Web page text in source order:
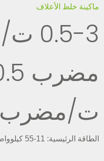
ماكينة خلط الأعلاف
0.5-3 ت/
ت/مضرب
الطاقة الرئيسية: 11-55 كيلوواط